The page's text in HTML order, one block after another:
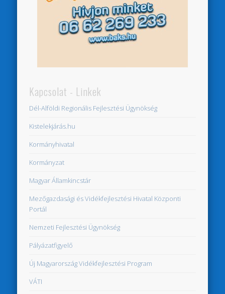
Kapcsolat - Linkek
Dél-Alföldi Regionális Fejlesztési Ügynökség
Kistelekjárás.hu
Kormányhivatal
Kormányzat
Magyar Államkincstár
Mezőgazdasági és Vidékfejlesztési Hivatal Központi
Portál
Nemzeti Fejlesztési Ügynökség
Pályázatfigyelő
Új Magyarország Vidékfejlesztési Program
VÁTI